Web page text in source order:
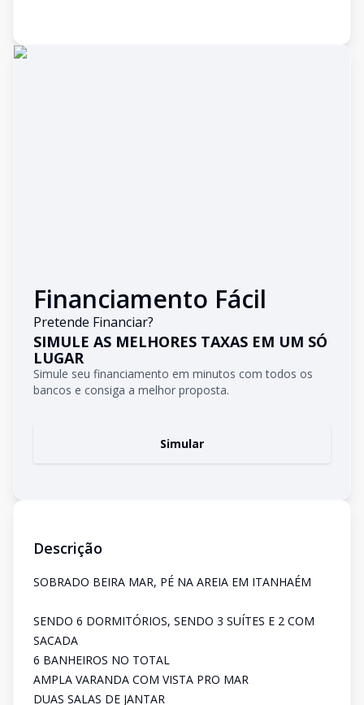
Financiamento Fácil
Pretende Financiar?
SIMULE AS MELHORES TAXAS EM UM SÓ
LUGAR
Simule seu financiamento em minutos com todos os
bancos e consiga a melhor proposta.
Simular
Descrição
SOBRADO BEIRA MAR, PÉ NA AREIA EM ITANHAÉM
SENDO 6 DORMITÓRIOS, SENDO 3 SUÍTES E 2 COM
SACADA
6 BANHEIROS NO TOTAL
AMPLA VARANDA COM VISTA PRO MAR
DUAS SALAS DE JANTAR